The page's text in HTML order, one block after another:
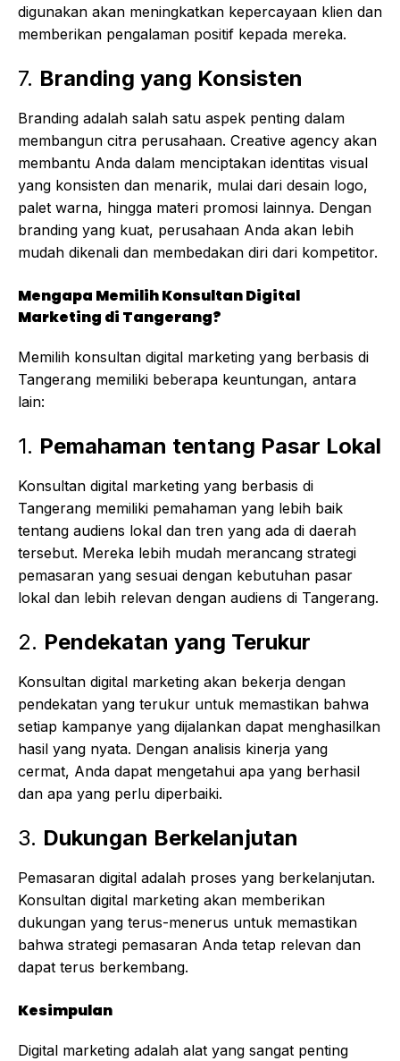
digunakan akan meningkatkan kepercayaan klien dan
memberikan pengalaman positif kepada mereka.
7. Branding yang Konsisten
Branding adalah salah satu aspek penting dalam
membangun citra perusahaan. Creative agency akan
membantu Anda dalam menciptakan identitas visual
yang konsisten dan menarik, mulai dari desain logo,
palet warna, hingga materi promosi lainnya. Dengan
branding yang kuat, perusahaan Anda akan lebih
mudah dikenali dan membedakan diri dari kompetitor.
Mengapa Memilih Konsultan Digital
Marketing di Tangerang?
Memilih konsultan digital marketing yang berbasis di
Tangerang memiliki beberapa keuntungan, antara
lain:
1. Pemahaman tentang Pasar Lokal
Konsultan digital marketing yang berbasis di
Tangerang memiliki pemahaman yang lebih baik
tentang audiens lokal dan tren yang ada di daerah
tersebut. Mereka lebih mudah merancang strategi
pemasaran yang sesuai dengan kebutuhan pasar
lokal dan lebih relevan dengan audiens di Tangerang.
2. Pendekatan yang Terukur
Konsultan digital marketing akan bekerja dengan
pendekatan yang terukur untuk memastikan bahwa
setiap kampanye yang dijalankan dapat menghasilkan
hasil yang nyata. Dengan analisis kinerja yang
cermat, Anda dapat mengetahui apa yang berhasil
dan apa yang perlu diperbaiki.
3. Dukungan Berkelanjutan
Pemasaran digital adalah proses yang berkelanjutan.
Konsultan digital marketing akan memberikan
dukungan yang terus-menerus untuk memastikan
bahwa strategi pemasaran Anda tetap relevan dan
dapat terus berkembang.
Kesimpulan
Digital marketing adalah alat yang sangat penting